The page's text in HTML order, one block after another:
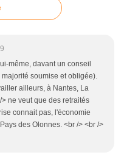
même, davant un conseil
soumise et obligée).
ailleurs, à Nantes, La
ne veut que des retraités
connait pas, l'économie
des Olonnes. <br /> <br />